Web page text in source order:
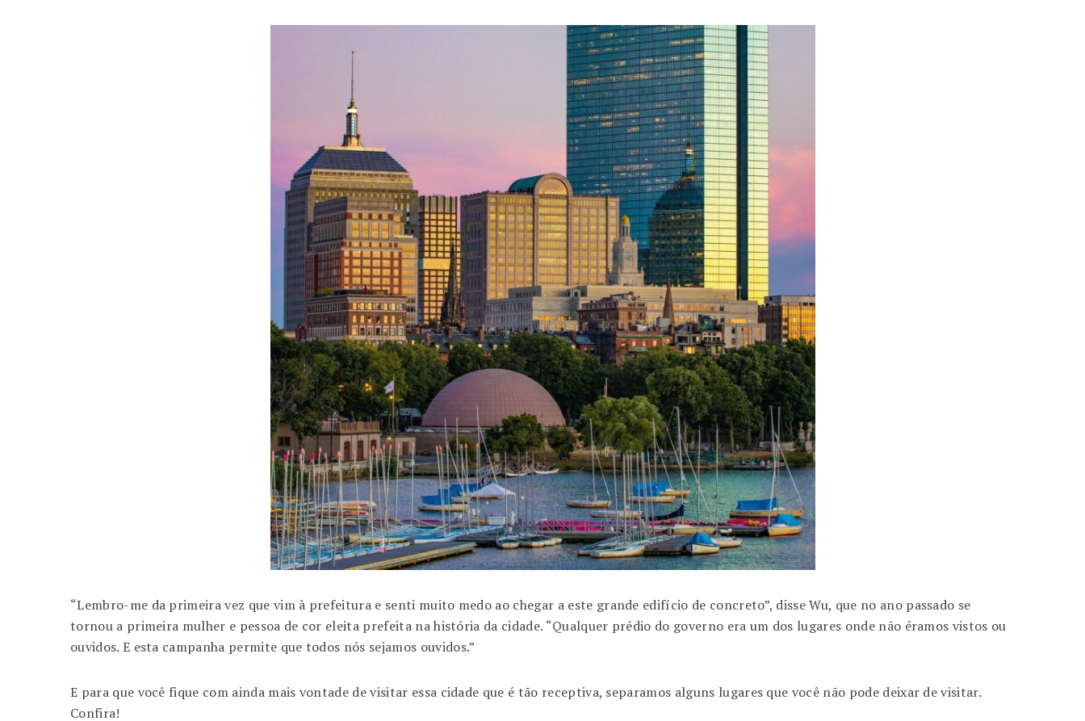
“Lembro-me da primeira vez que vim à prefeitura e senti muito medo ao chegar a este grande edifício de concreto”, disse Wu, que no ano passado se
tornou a primeira mulher e pessoa de cor eleita prefeita na história da cidade. “Qualquer prédio do governo era um dos lugares onde não éramos vistos ou
ouvidos. E esta campanha permite que todos nós sejamos ouvidos.”
E para que você fique com ainda mais vontade de visitar essa cidade que é tão receptiva, separamos alguns lugares que você não pode deixar de visitar.
Confira!